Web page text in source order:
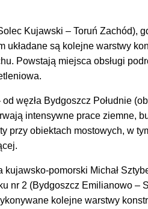
Kujawski – Toruń Zachód),
układane są kolejne warstwy
Powstają miejsca obsługi
węzła Bydgoszcz Południe
intensywne prace ziemne,
przy obiektach mostowych, w
pomorski Michał
nr 2 (Bydgoszcz Emilianowo –
kolejne warstwy